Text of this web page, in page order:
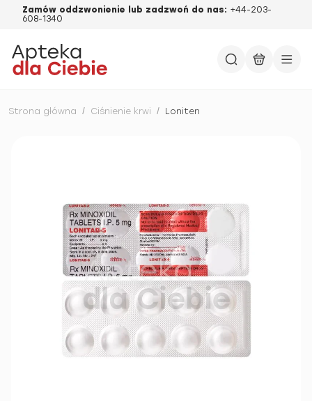
Zamów oddzwonienie lub zadzwoń do nas: +44-203-
608-1340
Strona główna / Ciśnienie krwi / Loniten